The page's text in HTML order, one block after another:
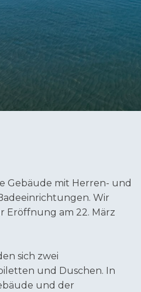
Gebäude mit Herren- und
Wir
Eröffnung am 22. März
sich zwei
und Duschen. In
und der